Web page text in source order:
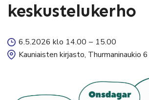
keskustelukerho
6.5.2026 klo 14.00 – 15.00
Kauniaisten kirjasto, Thurmaninaukio 6